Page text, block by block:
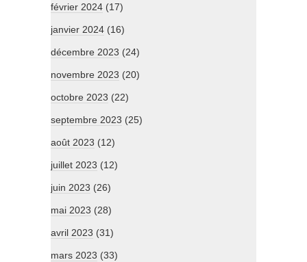
février 2024 (17)
janvier 2024 (16)
décembre 2023 (24)
novembre 2023 (20)
octobre 2023 (22)
septembre 2023 (25)
août 2023 (12)
juillet 2023 (12)
juin 2023 (26)
mai 2023 (28)
avril 2023 (31)
mars 2023 (33)